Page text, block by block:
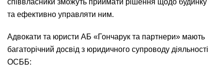
співвласники зможуть приймати рішення щодо будинку
та ефективно управляти ним.
Адвокати та юристи АБ «Гончарук та партнери» мають
багаторічний досвід з юридичного супроводу діяльності
ОСББ: